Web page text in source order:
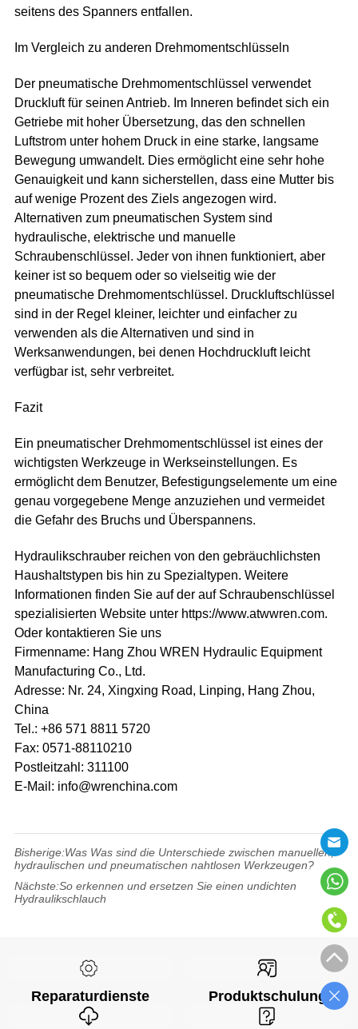
seitens des Spanners entfallen.
Im Vergleich zu anderen Drehmomentschlüsseln
Der pneumatische Drehmomentschlüssel verwendet
Druckluft für seinen Antrieb. Im Inneren befindet sich ein
Getriebe mit hoher Übersetzung, das den schnellen
Luftstrom unter hohem Druck in eine starke, langsame
Bewegung umwandelt. Dies ermöglicht eine sehr hohe
Genauigkeit und kann sicherstellen, dass eine Mutter bis
auf wenige Prozent des Ziels angezogen wird.
Alternativen zum pneumatischen System sind
hydraulische, elektrische und manuelle
Schraubenschlüssel. Jeder von ihnen funktioniert, aber
keiner ist so bequem oder so vielseitig wie der
pneumatische Drehmomentschlüssel. Druckluftschlüssel
sind in der Regel kleiner, leichter und einfacher zu
verwenden als die Alternativen und sind in
Werksanwendungen, bei denen Hochdruckluft leicht
verfügbar ist, sehr verbreitet.
Fazit
Ein pneumatischer Drehmomentschlüssel ist eines der
wichtigsten Werkzeuge in Werkseinstellungen. Es
ermöglicht dem Benutzer, Befestigungselemente um eine
genau vorgegebene Menge anzuziehen und vermeidet
die Gefahr des Bruchs und Überspannens.
Hydraulikschrauber reichen von den gebräuchlichsten
Haushaltstypen bis hin zu Spezialtypen. Weitere
Informationen finden Sie auf der auf Schraubenschlüssel
spezialisierten Website unter https://www.atwwren.com.
Oder kontaktieren Sie uns
Firmenname: Hang Zhou WREN Hydraulic Equipment
Manufacturing Co., Ltd.
Adresse: Nr. 24, Xingxing Road, Linping, Hang Zhou,
China
Tel.: +86 571 8811 5720
Fax: 0571-88110210
Postleitzahl: 311100
E-Mail: info@wrenchina.com
Bisherige:Was Was sind die Unterschiede zwischen manuellen,
hydraulischen und pneumatischen nahtlosen Werkzeugen?
Nächste:So erkennen und ersetzen Sie einen undichten
Hydraulikschlauch
Reparaturdienste Produktschulung